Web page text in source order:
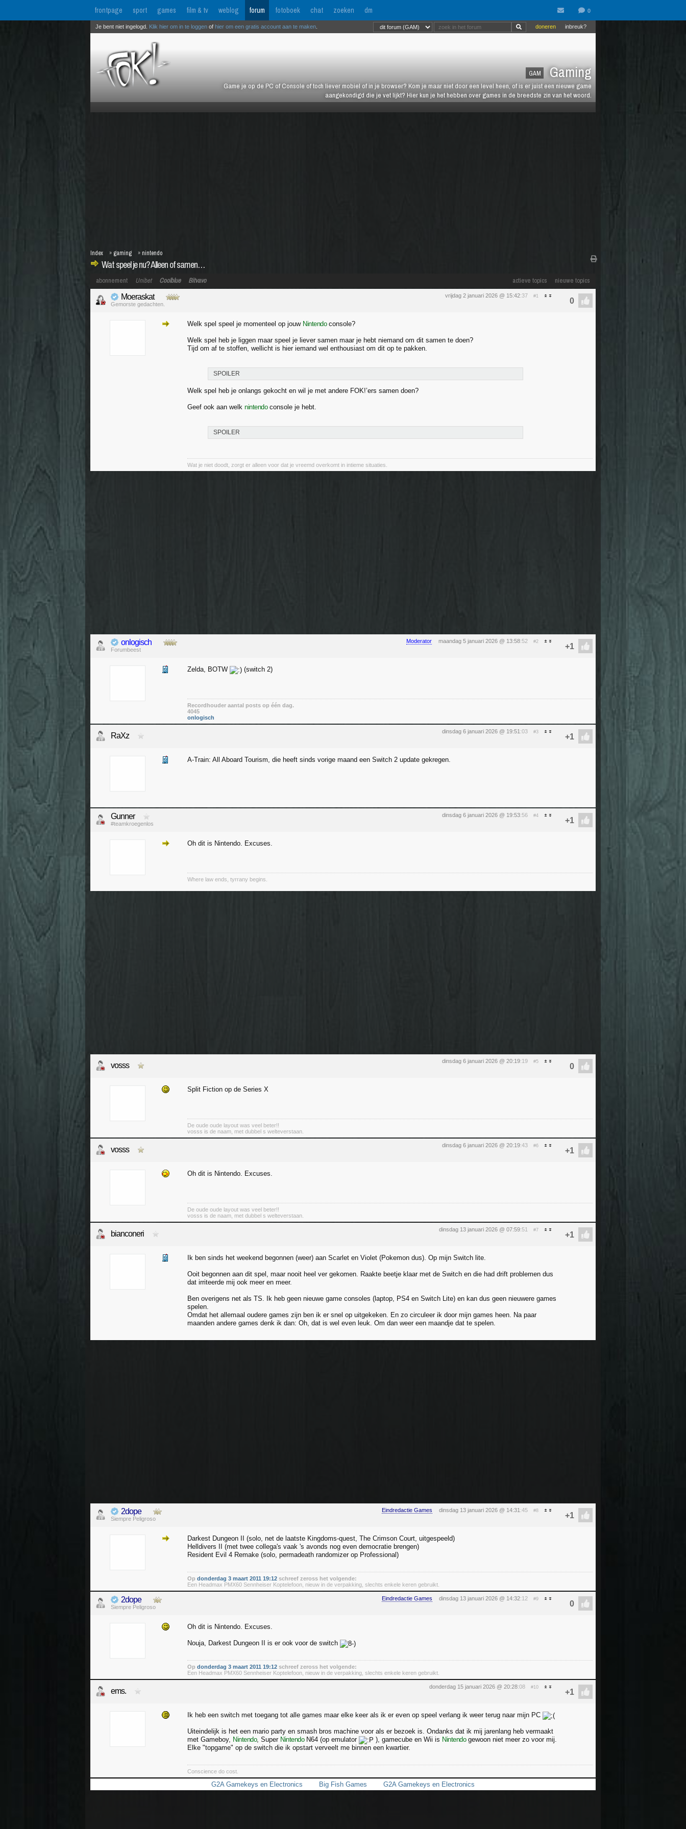
frontpage sport games film & tv weblog forum fotoboek chat zoeken dm
GAM Gaming
Game je op de PC of Console of toch liever mobiel of in je browser? Kom je maar niet door een level heen, of is er juist een nieuwe game
aangekondigd die je vet lijkt? Hier kun je het hebben over games in de breedste zin van het woord.
inbreuk?
doneren
Je bent niet ingelogd. Klik hier om in te loggen of hier om een gratis account aan te maken
Wat speel je nu? Alleen of samen…
Index » gaming » nintendo
actieve topics nieuwe topics
abonnement Unibet Coolblue Bitvavo
vrijdag 2 januari 2026 @ 15:42:37 #1
Moeraskat
Gemorste gedachten.
Welk spel speel je momenteel op jouw Nintendoconsole?
Welk spel heb je liggen maar speel je liever samen maar je hebt niemand om dit samen te doen?
Tijd om af te stoffen, wellicht is hier iemand wel enthousiast om dit op te pakken.
SPOILER
Welk spel heb je onlangs gekocht en wil je met andere FOK!’ers samen doen?
Geef ook aan welk nintendoconsole je hebt.
SPOILER
Wat je niet doodt, zorgt er alleen voor dat je vreemd overkomt in intieme situaties.
Moderator maandag 5 januari 2026 @ 13:58:52 #2
onlogisch
Forumbeest
Zelda, BOTW (switch 2)
Recordhouder aantal posts op één dag.
4045
onlogisch
dinsdag 6 januari 2026 @ 19:51 :03 #3
RaXz
A-Train: All Aboard Tourism, die heeft sinds vorige maand een Switch 2 update gekregen.
dinsdag 6 januari 2026 @ 19:53:56 #4
Gunner
#teamkroegenlos
Oh dit is Nintendo. Excuses.
Where law ends, tyrrany begins.
dinsdag 6 januari 2026 @ 20:19:19 #5
vosss
Split Fiction op de Series X
De oude oude layout was veel beter!!
vosss is de naam, met dubbel s welteverstaan.
dinsdag 6 januari 2026 @ 20:19:43 #6
vosss
Oh dit is Nintendo. Excuses.
De oude oude layout was veel beter!!
vosss is de naam, met dubbel s welteverstaan.
dinsdag 13 januari 2026 @ 07:59:51 #7
bianconeri
Ik ben sinds het weekend begonnen (weer) aan Scarlet en Violet (Pokemon dus). Op mijn Switch lite.
Ooit begonnen aan dit spel, maar nooit heel ver gekomen. Raakte beetje klaar met de Switch en die had drift problemen dus
dat irriteerde mij ook meer en meer.
Ben overigens net als TS. Ik heb geen nieuwe game consoles (laptop, PS4 en Switch Lite) en kan dus geen nieuwere games
spelen.
Omdat het allemaal oudere games zijn ben ik er snel op uitgekeken. En zo circuleer ik door mijn games heen. Na paar
maanden andere games denk ik dan: Oh, dat is wel even leuk. Om dan weer een maandje dat te spelen.
Eindredactie Games dinsdag 13 januari 2026 @ 14:31 :45 #8
2dope
Siempre Peligroso
Darkest Dungeon II (solo, net de laatste Kingdoms-quest, The Crimson Court, uitgespeeld)
Helldivers II (met twee collega's vaak 's avonds nog even democratie brengen)
Resident Evil 4 Remake (solo, permadeath randomizer op Professional)
Op donderdag 3 maart 2011 19:12 schreef zeross het volgende:
Een Headmax PMX60 Sennheiser Koptelefoon, nieuw in de verpakking, slechts enkele keren gebruikt.
Eindredactie Games dinsdag 13 januari 2026 @ 14:32:12 #9
2dope
Siempre Peligroso
Oh dit is Nintendo. Excuses.
Nouja, Darkest Dungeon II is er ook voor de switch
Op donderdag 3 maart 2011 19:12 schreef zeross het volgende:
Een Headmax PMX60 Sennheiser Koptelefoon, nieuw in de verpakking, slechts enkele keren gebruikt.
donderdag 15 januari 2026 @ 20:28:08 #10
ems.
Ik heb een switch met toegang tot alle games maar elke keer als ik er even op speel verlang ik weer terug naar mijn PC
Uiteindelijk is het een mario party en smash bros machine voor als er bezoek is. Ondanks dat ik mij jarenlang heb vermaakt
met Gameboy, Nintendo, Super NintendoN64 (op emulator ), gamecube en Wii is Nintendogewoon niet meer zo voor mij.
Elke "topgame" op de switch die ik opstart verveelt me binnen een kwartier.
Conscience do cost.
G2A Gamekeys en Electronics Big Fish Games G2A Gamekeys en Electronics